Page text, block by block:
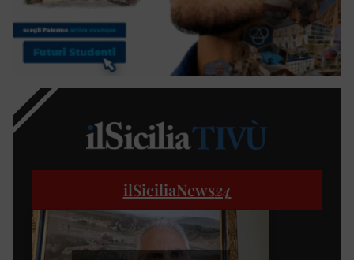
ilSiciliaNews24